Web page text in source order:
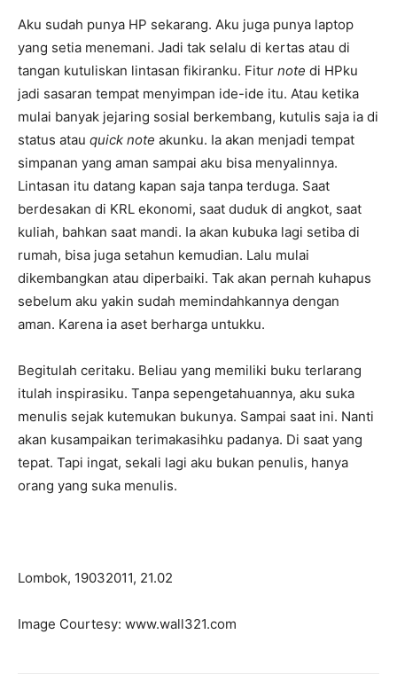
Aku sudah punya HP sekarang. Aku juga punya laptop
yang setia menemani. Jadi tak selalu di kertas atau di
tangan kutuliskan lintasan fikiranku. Fitur note di HPku
jadi sasaran tempat menyimpan ide-ide itu. Atau ketika
mulai banyak jejaring sosial berkembang, kutulis saja ia di
status atau quick note akunku. Ia akan menjadi tempat
simpanan yang aman sampai aku bisa menyalinnya.
Lintasan itu datang kapan saja tanpa terduga. Saat
berdesakan di KRL ekonomi, saat duduk di angkot, saat
kuliah, bahkan saat mandi. Ia akan kubuka lagi setiba di
rumah, bisa juga setahun kemudian. Lalu mulai
dikembangkan atau diperbaiki. Tak akan pernah kuhapus
sebelum aku yakin sudah memindahkannya dengan
aman. Karena ia aset berharga untukku.
Begitulah ceritaku. Beliau yang memiliki buku terlarang
itulah inspirasiku. Tanpa sepengetahuannya, aku suka
menulis sejak kutemukan bukunya. Sampai saat ini. Nanti
akan kusampaikan terimakasihku padanya. Di saat yang
tepat. Tapi ingat, sekali lagi aku bukan penulis, hanya
orang yang suka menulis.
Lombok, 19032011, 21.02
Image Courtesy: www.wall321.com